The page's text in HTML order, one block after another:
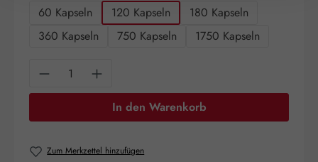
60 Kapseln 120 Kapseln
180 Kapseln
360 Kapseln
750 Kapseln 1750 Kapseln
Produkt Anzahl: Gib den gewünschten
In den Warenkorb
Zum Merkzettel hinzufügen